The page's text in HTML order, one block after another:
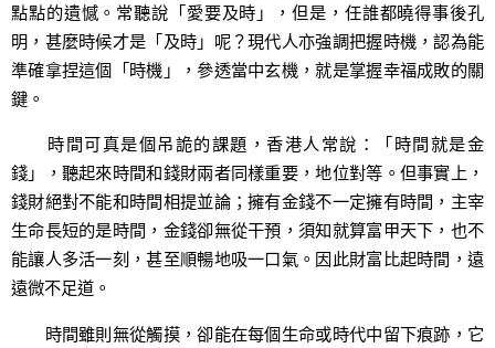
點點的遺憾。常聽說「愛要及時」，但是，任誰都曉得事後孔
明，甚麼時候才是「及時」呢？現代人亦強調把握時機，認為能
準確拿捏這個「時機」，參透當中玄機，就是掌握幸福成敗的關
鍵。
時間可真是個吊詭的課題，香港人常說：「時間就是金
錢」，聽起來時間和錢財兩者同樣重要，地位對等。但事實上，
錢財絕對不能和時間相提並論；擁有金錢不一定擁有時間，主宰
生命長短的是時間，金錢卻無從干預，須知就算富甲天下，也不
能讓人多活一刻，甚至順暢地吸一口氣。因此財富比起時間，遠
遠微不足道。
時間雖則無從觸摸，卻能在每個生命或時代中留下痕跡，它